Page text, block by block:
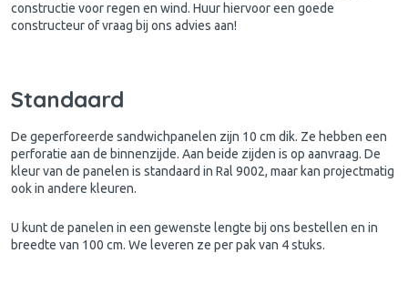
constructie voor regen en wind. Huur hiervoor een goede
constructeur of vraag bij ons advies aan!
Standaard
De geperforeerde sandwichpanelen zijn 10 cm dik. Ze hebben een
perforatie aan de binnenzijde. Aan beide zijden is op aanvraag. De
kleur van de panelen is standaard in Ral 9002, maar kan projectmatig
ook in andere kleuren.
U kunt de panelen in een gewenste lengte bij ons bestellen en in
breedte van 100 cm. We leveren ze per pak van 4 stuks.